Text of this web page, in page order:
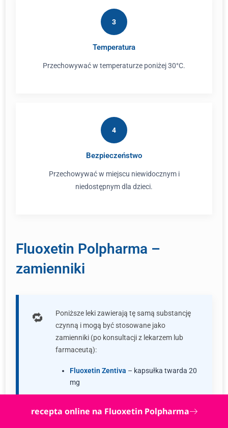
3
Temperatura
Przechowywać w temperaturze poniżej 30°C.
4
Bezpieczeństwo
Przechowywać w miejscu niewidocznym i
niedostępnym dla dzieci.
Fluoxetin Polpharma –
zamienniki
Poniższe leki zawierają tę samą substancję
czynną i mogą być stosowane jako
zamienniki (po konsultacji z lekarzem lub
farmaceutą):
Fluoxetin Zentiva – kapsułka twarda 20
mg
twarda 20 mg
recepta online na Fluoxetin Polpharma